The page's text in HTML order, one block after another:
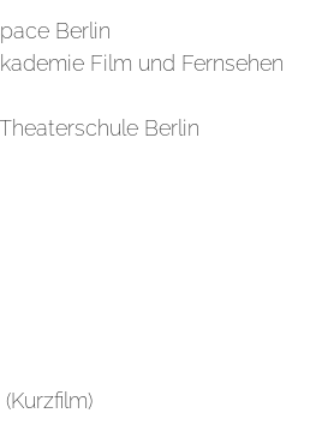
Berlin
Film und Fernsehen
Berlin